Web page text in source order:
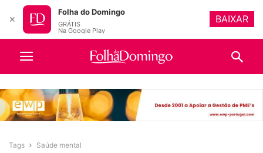
Tags Saúde mental
✕
Folha do Domingo
GRÁTIS
Na Google Play
BAIXAR